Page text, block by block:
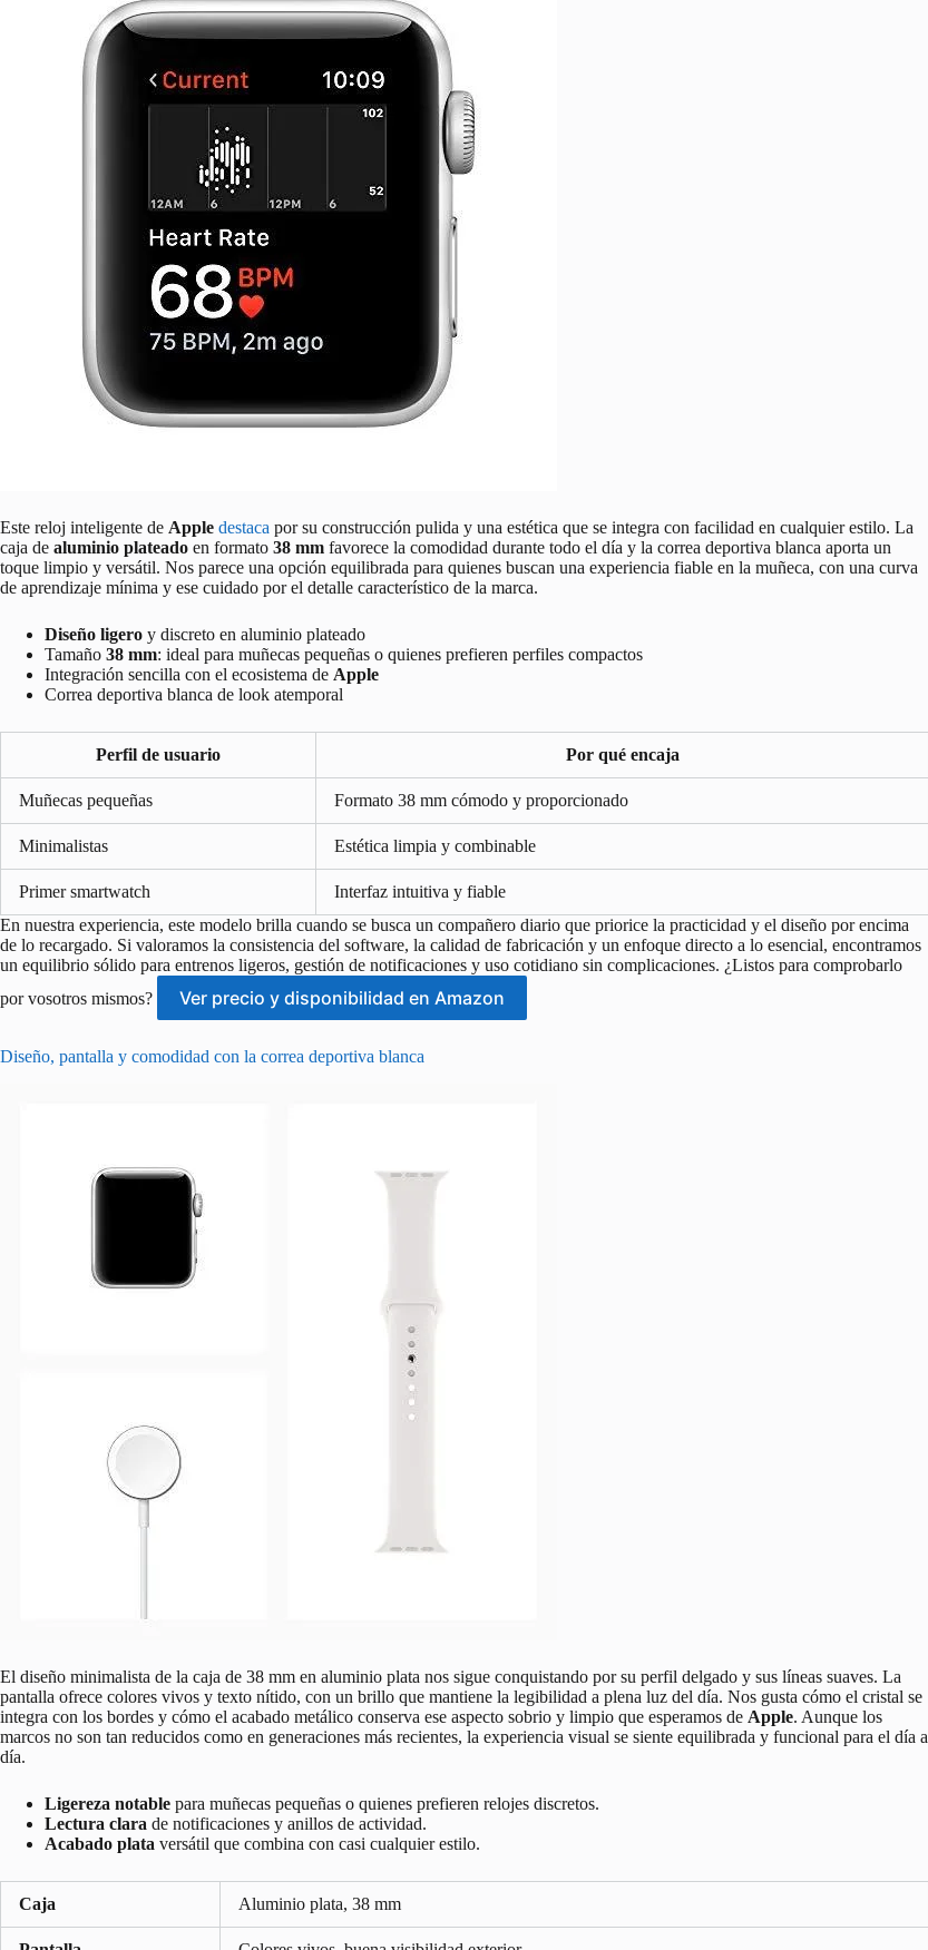
Este reloj inteligente de Apple destaca por su construcción pulida y una estética que se integra con facilidad en cualquier estilo. La
caja de aluminio plateado en formato 38 mm favorece la comodidad durante todo el día y la correa deportiva blanca aporta un
toque limpio y versátil. Nos parece una opción equilibrada para quienes buscan una experiencia fiable en la muñeca, con una curva
de aprendizaje mínima y ese cuidado por el detalle característico de la marca.
Diseño ligero y discreto en aluminio plateado
Tamaño 38 mm: ideal para muñecas pequeñas o quienes prefieren perfiles compactos
Integración sencilla con el ecosistema de Apple
Correa deportiva blanca de look atemporal
Perfil de usuario Por qué encaja
Muñecas pequeñas Formato 38 mm cómodo y proporcionado
Minimalistas Estética limpia y combinable
Primer smartwatch
Interfaz intuitiva y fiable
En nuestra experiencia, este modelo brilla cuando se busca un compañero diario que priorice la practicidad y el diseño por encima
de lo recargado. Si valoramos la consistencia del software, la calidad de fabricación y un enfoque directo a lo esencial, encontramos
un equilibrio sólido para entrenos ligeros, gestión de notificaciones y uso cotidiano sin complicaciones. ¿Listos para comprobarlo
por vosotros mismos?
Ver precio y disponibilidad en Amazon
Diseño, pantalla y comodidad con la correa deportiva blanca
El diseño minimalista de la caja de 38 mm en aluminio plata nos sigue conquistando por su perfil delgado y sus líneas suaves. La
pantalla ofrece colores vivos y texto nítido, con un brillo que mantiene la legibilidad a plena luz del día. Nos gusta cómo el cristal se
integra con los bordes y cómo el acabado metálico conserva ese aspecto sobrio y limpio que esperamos de Apple. Aunque los
marcos no son tan reducidos como en generaciones más recientes, la experiencia visual se siente equilibrada y funcional para el día a
día.
Ligereza notable para muñecas pequeñas o quienes prefieren relojes discretos.
Lectura clara de notificaciones y anillos de actividad.
Acabado plata versátil que combina con casi cualquier estilo.
Caja Aluminio plata, 38 mm